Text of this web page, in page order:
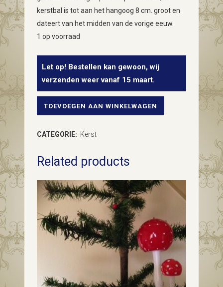
kerstbal is tot aan het hangoog 8 cm. groot en
dateert van het midden van de vorige eeuw.
1 op voorraad
Let op! Bestellen kan gewoon, wij
verzenden weer vanaf 15 maart.
Grote
kerstbal
van
glas
in
TOEVOEGEN AAN WINKELWAGEN
CATEGORIE: Kerst
Related products